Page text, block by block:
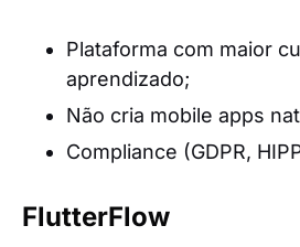
Plataforma com maior
aprendizado;
Não cria mobile apps
Compliance (GDPR,
FlutterFlow